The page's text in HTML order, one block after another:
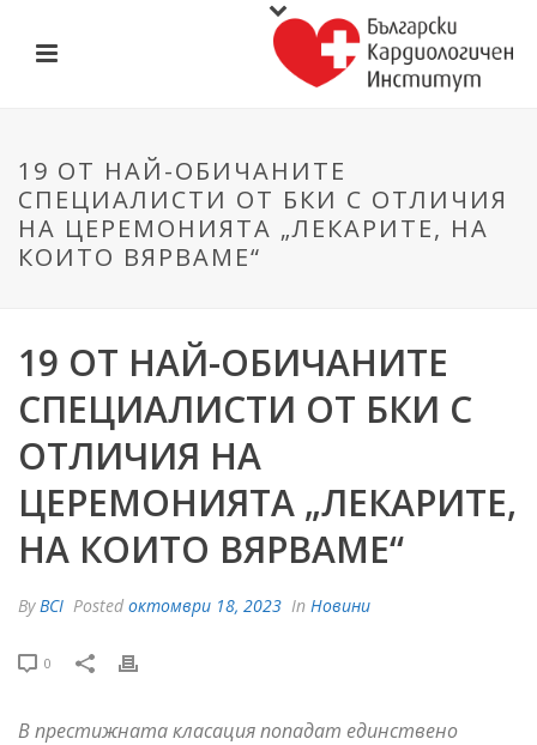
19 ОТ НАЙ-ОБИЧАНИТЕ
СПЕЦИАЛИСТИ ОТ БКИ С ОТЛИЧИЯ
НА ЦЕРЕМОНИЯТА „ЛЕКАРИТЕ, НА
КОИТО ВЯРВАМЕ“
19 ОТ НАЙ-ОБИЧАНИТЕ
СПЕЦИАЛИСТИ ОТ БКИ С
ОТЛИЧИЯ НА
ЦЕРЕМОНИЯТА „ЛЕКАРИТЕ,
НА КОИТО ВЯРВАМЕ“
ByBCI Posted октомври 18, 2023 In Новини
0
В престижната класация попадат единствено